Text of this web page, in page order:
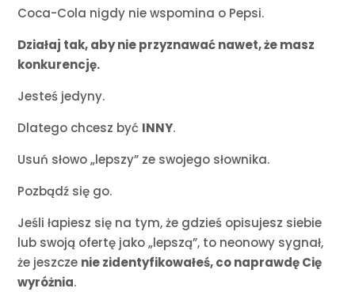
Coca-Cola nigdy nie wspomina o Pepsi.
Działaj tak, aby nie przyznawać nawet, że masz
konkurencję.
Jesteś jedyny.
Dlatego chcesz być INNY.
Usuń słowo „lepszy” ze swojego słownika.
Pozbądź się go.
Jeśli łapiesz się na tym, że gdzieś opisujesz siebie
lub swoją ofertę jako „lepszą”, to neonowy sygnał,
że jeszcze nie zidentyfikowałeś, co naprawdę Cię
wyróżnia.